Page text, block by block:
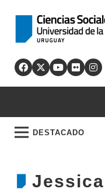
DESTACADO